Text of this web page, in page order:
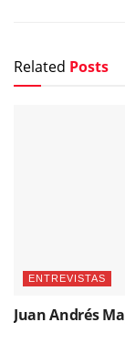
Related Posts
ENTREVISTAS
Juan Andrés